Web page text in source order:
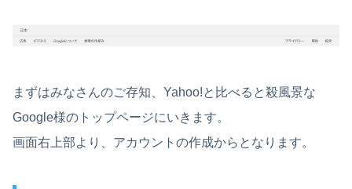
まずはみなさんのご存知、Yahoo!と比べると殺風景な
Google様のトップページにいきます。
画面右上部より、アカウントの作成からとなります。